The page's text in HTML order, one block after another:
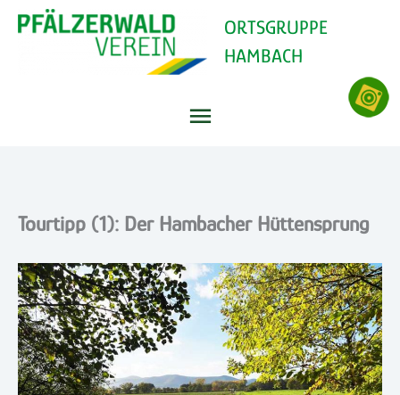
Zum
Inhalt
ORTSGRUPPE
HAMBACH
Hauptmenü
Tourtipp (1): Der Hambacher Hüttensprung